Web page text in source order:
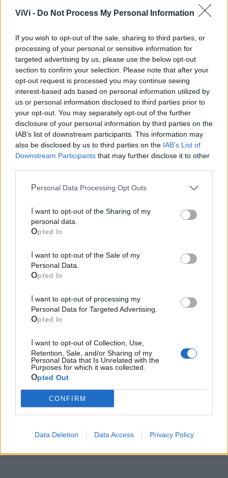
ViVi - Do Not Process My Personal Information
If you wish to opt-out of the sale, sharing to third parties, or
processing of your personal or sensitive information for
targeted advertising by us, please use the below opt-out
section to confirm your selection. Please note that after your
opt-out request is processed you may continue seeing
interest-based ads based on personal information utilized by
us or personal information disclosed to third parties prior to
your opt-out. You may separately opt-out of the further
disclosure of your personal information by third parties on the
IAB’s list of downstream participants. This information may
also be disclosed by us to third parties on the IAB’s List of
Downstream Participants that may further disclose it to other
Personal Data Processing Opt Outs
personal data.
Opted In
Personal Data.
Opted In
Personal Data for Targeted Advertising.
Opted In
Retention, Sale, and/or Sharing of my
Personal Data that Is Unrelated with the
Purposes for which it was collected.
Opted Out
CONFIRM
Data Deletion Data Access Privacy Policy
Ecocentro e rifiuti
Mondo CIA
Cia Agricoltori Italiani | Puglia - Area Due
Mari
Scopri tutte le notizie, gli eventi e la Web TV di Cia Puglia - Area